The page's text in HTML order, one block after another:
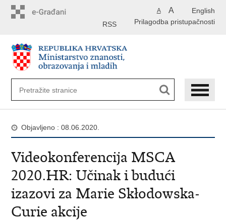
English
A A
Prilagodba pristupačnosti
RSS
Objavljeno : 08.06.2020.
Videokonferencija MSCA
2020.HR: Učinak i budući
izazovi za Marie Skłodowska-
Curie akcije